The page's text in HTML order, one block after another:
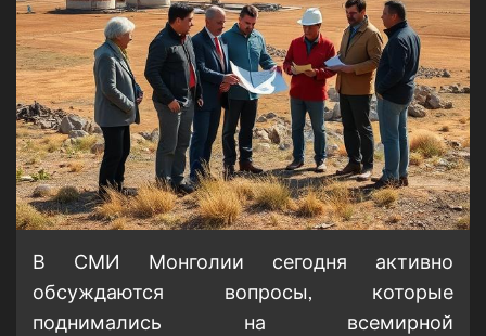
В СМИ Монголии сегодня активно
обсуждаются вопросы, которые
поднимались на всемирной